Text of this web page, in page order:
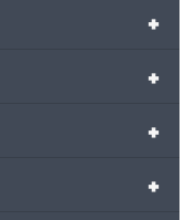
+
+
+
+